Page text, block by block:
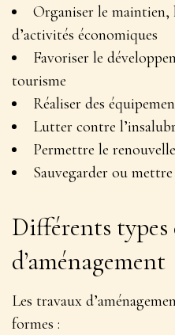
Organiser le maintien,
d’activités économiques
Favoriser le
tourisme
Réaliser des
Lutter contre
Permettre le
Sauvegarder ou
Différents types
d’aménagement
Les travaux
formes :